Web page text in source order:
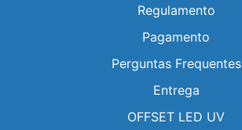
Regulamento
Pagamento
Perguntas Frequentes
Entrega
OFFSET LED UV